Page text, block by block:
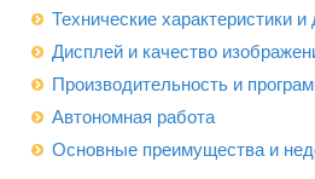
Технические характеристики и
Дисплей и качество
Производительность и
Автономная работа
Основные преимущества и